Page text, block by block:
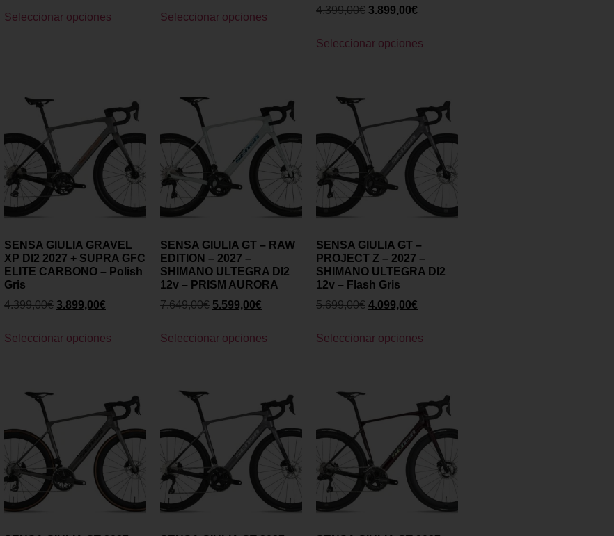
Seleccionar opciones Seleccionar opciones
4.399,00€ 3.899,00€
Seleccionar opciones
SENSA GIULIA GRAVEL
XP DI2 2027 + SUPRA GFC
ELITE CARBONO – Polish
Gris
4.399,00€ 3.899,00€
Seleccionar opciones
SENSA GIULIA GT – RAW
EDITION – 2027 –
SHIMANO ULTEGRA DI2
12v – PRISM AURORA
7.649,00€ 5.599,00€
Seleccionar opciones
SENSA GIULIA GT –
PROJECT Z – 2027 –
SHIMANO ULTEGRA DI2
12v – Flash Gris
5.699,00€ 4.099,00€
Seleccionar opciones